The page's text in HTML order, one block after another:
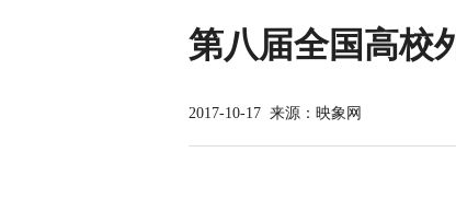
第八届全国高校
2017-10-17 来源：映象网